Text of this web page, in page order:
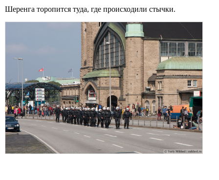
Шеренга торопится туда, где происходили стычки.